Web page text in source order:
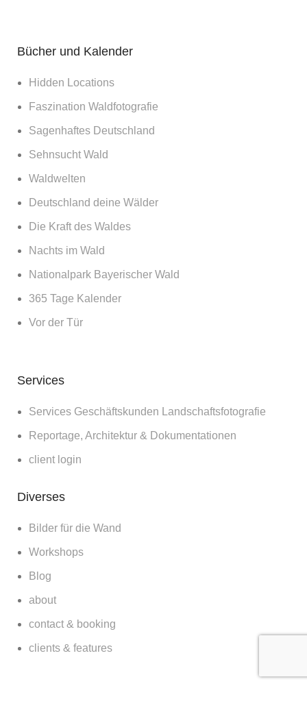
Bücher und Kalender
Hidden Locations
Faszination Waldfotografie
Sagenhaftes Deutschland
Sehnsucht Wald
Waldwelten
Deutschland deine Wälder
Die Kraft des Waldes
Nachts im Wald
Nationalpark Bayerischer Wald
365 Tage Kalender
Vor der Tür
Services
Services Geschäftskunden Landschaftsfotografie
Reportage, Architektur & Dokumentationen
client login
Diverses
Bilder für die Wand
Workshops
Blog
about
contact & booking
clients & features